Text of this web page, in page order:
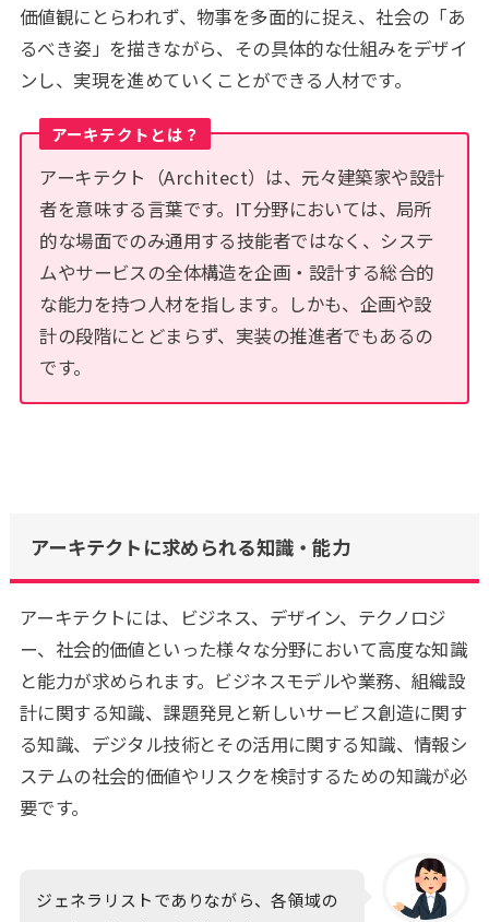
価値観にとらわれず、物事を多面的に捉え、社会の「あ
るべき姿」を描きながら、その具体的な仕組みをデザイ
ンし、実現を進めていくことができる人材です。
アーキテクトとは？
アーキテクト（Architect）は、元々建築家や設計
者を意味する言葉です。IT分野においては、局所
的な場面でのみ通用する技能者ではなく、システ
ムやサービスの全体構造を企画・設計する総合的
な能力を持つ人材を指します。しかも、企画や設
計の段階にとどまらず、実装の推進者でもあるの
です。
アーキテクトに求められる知識・能力
アーキテクトには、ビジネス、デザイン、テクノロジ
ー、社会的価値といった様々な分野において高度な知識
と能力が求められます。ビジネスモデルや業務、組織設
計に関する知識、課題発見と新しいサービス創造に関す
る知識、デジタル技術とその活用に関する知識、情報シ
ステムの社会的価値やリスクを検討するための知識が必
要です。
ジェネラリストでありながら、各領域の